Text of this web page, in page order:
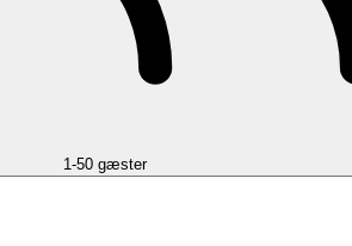
1-50 gæster